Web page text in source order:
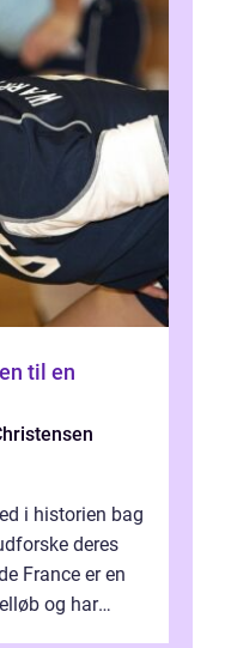
til en
i historien bag
deres
France er en
og har